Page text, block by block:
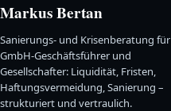
Markus Bertan
Sanierungs- und Krisenberatung für
GmbH-Geschäftsführer und
Gesellschafter: Liquidität, Fristen,
Haftungsvermeidung, Sanierung –
strukturiert und vertraulich.